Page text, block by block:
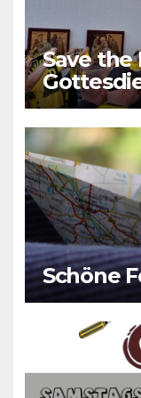
Save the
2026
Schöne